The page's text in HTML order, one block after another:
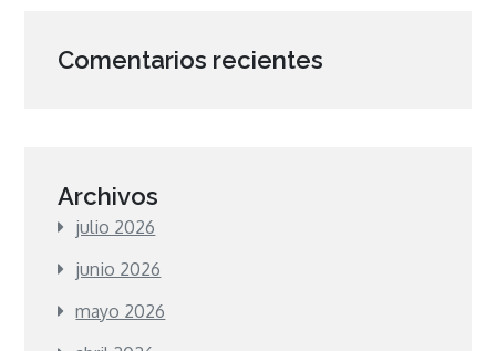
Comentarios recientes
Archivos
julio 2026
junio 2026
mayo 2026